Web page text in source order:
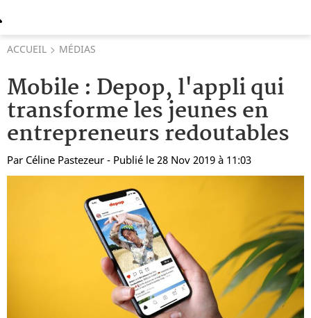
ACCUEIL MÉDIAS
Mobile : Depop, l'appli qui
transforme les jeunes en
entrepreneurs redoutables
Par Céline Pastezeur - Publié le 28 Nov 2019 à 11:03